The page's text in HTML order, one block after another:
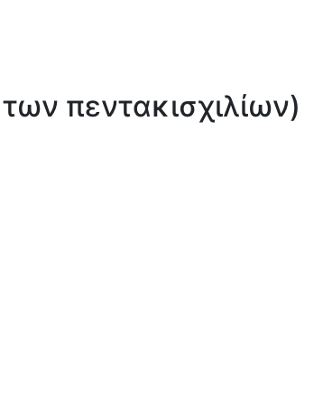
πεντακισχιλίων)